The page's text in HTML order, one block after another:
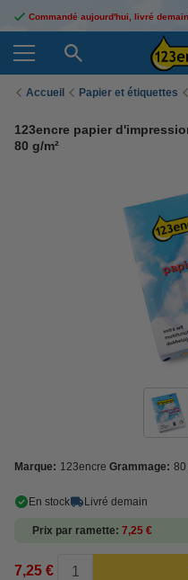
Commandé aujourd'hui, livré
Accueil Papier et étiquettes
123encre papier
80 g/m²
Marque: 123encre Grammage: 80
En stock Livré demain
Prix par ramette 7,25 €
7,25 €